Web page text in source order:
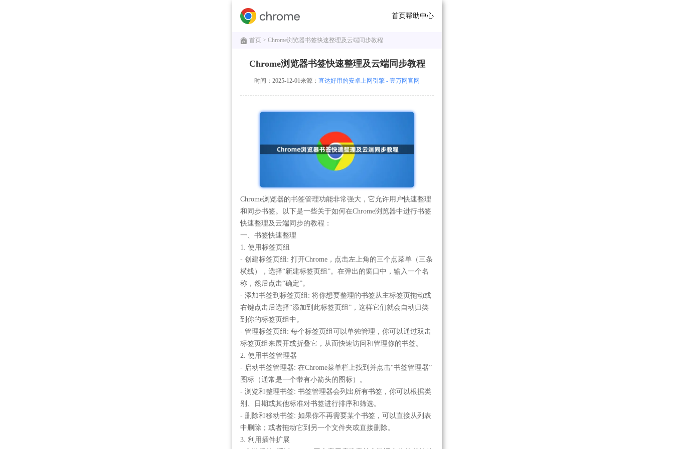
首页帮助中心
首页 > Chrome浏览器书签快速整理及云端同步教程
Chrome浏览器书签快速整理及云端同步教程
时间：2025-12-01来源： 直达好用的安卓上网引擎 - 壹万网官网
Chrome浏览器的书签管理功能非常强大，它允许用户快速整理
和同步书签。以下是一些关于如何在Chrome浏览器中进行书签
快速整理及云端同步的教程：
一、书签快速整理
1. 使用标签页组
- 创建标签页组: 打开Chrome，点击左上角的三个点菜单（三条
横线），选择“新建标签页组”。在弹出的窗口中，输入一个名
称，然后点击“确定”。
- 添加书签到标签页组: 将你想要整理的书签从主标签页拖动或
右键点击后选择“添加到此标签页组”，这样它们就会自动归类
到你的标签页组中。
- 管理标签页组: 每个标签页组可以单独管理，你可以通过双击
标签页组来展开或折叠它，从而快速访问和管理你的书签。
2. 使用书签管理器
- 启动书签管理器: 在Chrome菜单栏上找到并点击“书签管理器”
图标（通常是一个带有小箭头的图标）。
- 浏览和整理书签: 书签管理器会列出所有书签，你可以根据类
别、日期或其他标准对书签进行排序和筛选。
- 删除和移动书签: 如果你不再需要某个书签，可以直接从列表
中删除；或者拖动它到另一个文件夹或直接删除。
3. 利用插件扩展